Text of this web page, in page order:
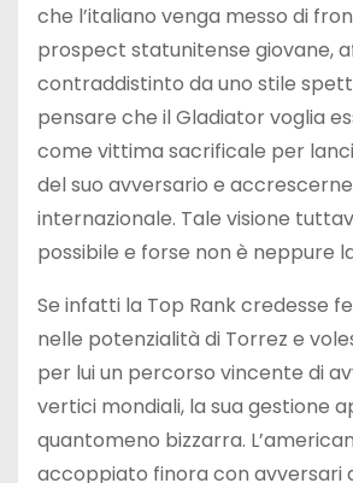
che l’italiano venga messo di
prospect statunitense giovane,
contraddistinto da uno stile
pensare che il Gladiator voglia
come vittima sacrificale per
del suo avversario e
internazionale. Tale visione
possibile e forse non è neppure
Se infatti la Top Rank credesse
nelle potenzialità di Torrez e
per lui un percorso vincente di
vertici mondiali, la sua gestione
quantomeno bizzarra.
accoppiato finora con avversari